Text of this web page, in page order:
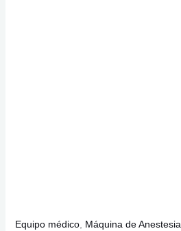
Equipo médico, Máquina de Anestesia